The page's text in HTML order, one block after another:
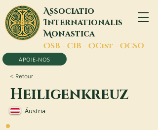
Associatio
Internationalis
Monastica
OSB - CIB - OCist - OCSO
APOIE-NOS
< Retour
Heiligenkreuz
Áustria